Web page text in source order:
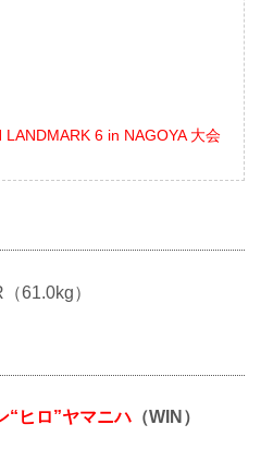
6 in NAGOYA 大会
61.0kg）
“ヒロ”ヤマニハ （WIN）